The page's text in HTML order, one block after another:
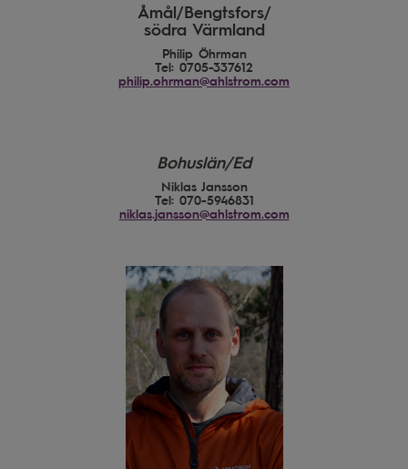
Åmål/Bengtsfors/
södra Värmland
Philip Öhrman
Tel: 0705-337612
philip.ohrman@ahlstrom.com
Bohuslän/Ed
Niklas Jansson
Tel: 070-5946831
niklas.jansson@ahlstrom.com